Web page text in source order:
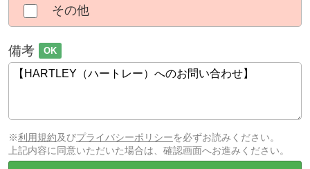
その他
備考 OK
※利用規約及びプライバシーポリシーを必ずお読みください。
上記内容に同意いただいた場合は、確認画面へお進みください。